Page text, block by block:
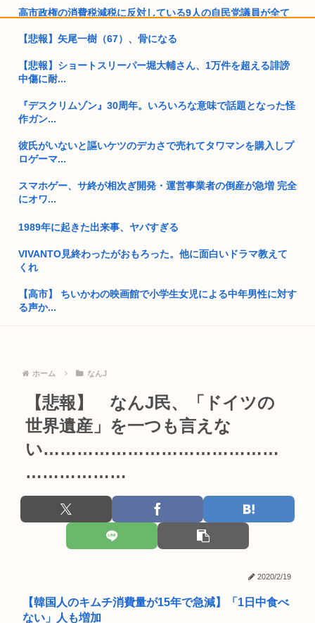
高市政権の消費税減税に反対している9人の自民党議員が全て
オーストラリア研究チーム、45年間、2700人以上を研究した
靖国神社「軍服のコスプレやめろ、"慰霊"の意味考えろ」
ネトウヨ「在日特権やばい。働かずに年間600万円もらって豪
遊して...
阿波おどりで女性のカラダを強調した動画が拡散されてるらし
い！許せ...
日本人「失われた30年ヤバいだろ…貧乏になりすぎ…もう愛国
GPIF「4-6月で24兆円儲けた」 年金運用額317兆円に、あ...
中国さん、日本に対しあまりにも酷い暴言を放つ 「侵略戦争仕
掛けた...
「助けて欲しけりゃきび団子よこしな？」 これ現代だと色々
高市早苗、3000万円以上の高級新公用車を購入させ贅を尽くし
た後...
25歳すぎて童貞の人って
韓国人さん、ネトウヨの痛いところを突いてしまう。「日本人
【悲報】矢尾一樹（67）、骨になる
【悲報】ショートスリーパー堀大輔さん、1万件を超える誹謗
中傷に耐...
『デスクリムゾン』30周年。いろいろな意味で話題となった怪
作ガン...
彼氏がいないと謳いケツのデカさで売れてタワマンを購入しプ
ロゲーマ...
スマホゲー、サ終が相次ぎ開発・運営事業者の倒産が急増 完全
にオワ...
1989年に起きた出来事、ヤバすぎる
VIVANTO見終わったがおもろった。他に面白いドラマ教えて
くれ
【高市】 ちいかわの映画館で小学生女児による中年男性に対す
る声か...
【宮内庁】 愛子さまシンガポール訪問で日本側警護外れる！
スプラトゥーン詰まらな過ぎる
41歳無職男「マジあいつら(両親)56すわ」と妹にメール→妹が
両...
【悲報】トヨタ期間工、来月から入社祝い金が100万円www
最近うんこめっちゃ細くて草
【画像】X、ガチで怖いことになる
ホーム なんJ
【悲報】 なんJ民、「ドイツの
世界遺産」を一つも言えな
い……………………………………
………………
2020/2/19
【韓国人のキムチ消費量が15年で急減】「1日中食べ
ない」人も増加